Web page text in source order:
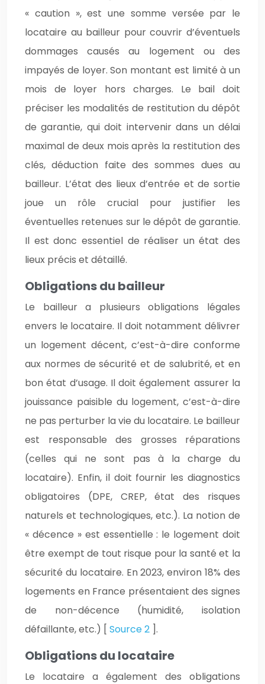
« caution », est une somme versée par le
locataire au bailleur pour couvrir d’éventuels
dommages causés au logement ou des
impayés de loyer. Son montant est limité à un
mois de loyer hors charges. Le bail doit
préciser les modalités de restitution du dépôt
de garantie, qui doit intervenir dans un délai
maximal de deux mois après la restitution des
clés, déduction faite des sommes dues au
bailleur. L’état des lieux d’entrée et de sortie
joue un rôle crucial pour justifier les
éventuelles retenues sur le dépôt de garantie.
Il est donc essentiel de réaliser un état des
lieux précis et détaillé.
Obligations du bailleur
Le bailleur a plusieurs obligations légales
envers le locataire. Il doit notamment délivrer
un logement décent, c’est-à-dire conforme
aux normes de sécurité et de salubrité, et en
bon état d’usage. Il doit également assurer la
jouissance paisible du logement, c’est-à-dire
ne pas perturber la vie du locataire. Le bailleur
est responsable des grosses réparations
(celles qui ne sont pas à la charge du
locataire). Enfin, il doit fournir les diagnostics
obligatoires (DPE, CREP, état des risques
naturels et technologiques, etc.). La notion de
« décence » est essentielle : le logement doit
être exempt de tout risque pour la santé et la
sécurité du locataire. En 2023, environ 18% des
logements en France présentaient des signes
de non-décence (humidité, isolation
défaillante, etc.) [ Source 2 ].
Obligations du locataire
Le locataire a également des obligations